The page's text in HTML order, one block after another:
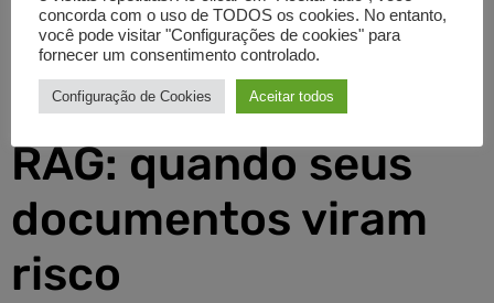
resposta a incidentes.
Bases vetoriais e
RAG: quando seus
documentos viram
risco
concorda com o uso de TODOS os cookies. No entanto,
você pode visitar "Configurações de cookies" para
fornecer um consentimento controlado.
Configuração de Cookies Aceitar todos